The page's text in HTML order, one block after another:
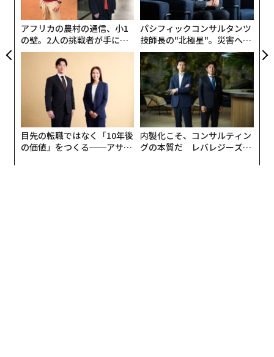
アフリカの農村の通信、小1
の壁。2人の挑戦者が手にし
た「次なる武器」
パシフィックコンサルタンツ
技師長の"北極星"。災害への
無力感を乗り越え見つけた、
防災一筋20年の答え
目先の転職ではなく「10年後
の価値」をつくる──アサイ
内製化こそ、コンサルティン
グの本質だ レバレジーズが